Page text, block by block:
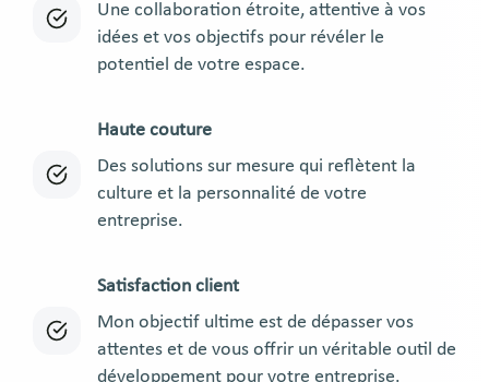
Une collaboration étroite, attentive à vos
idées et vos objectifs pour révéler le
potentiel de votre espace.
Haute couture
Des solutions sur mesure qui reflètent la
culture et la personnalité de votre
entreprise.
Satisfaction client
Mon objectif ultime est de dépasser vos
attentes et de vous offrir un véritable outil de
développement pour votre entreprise.